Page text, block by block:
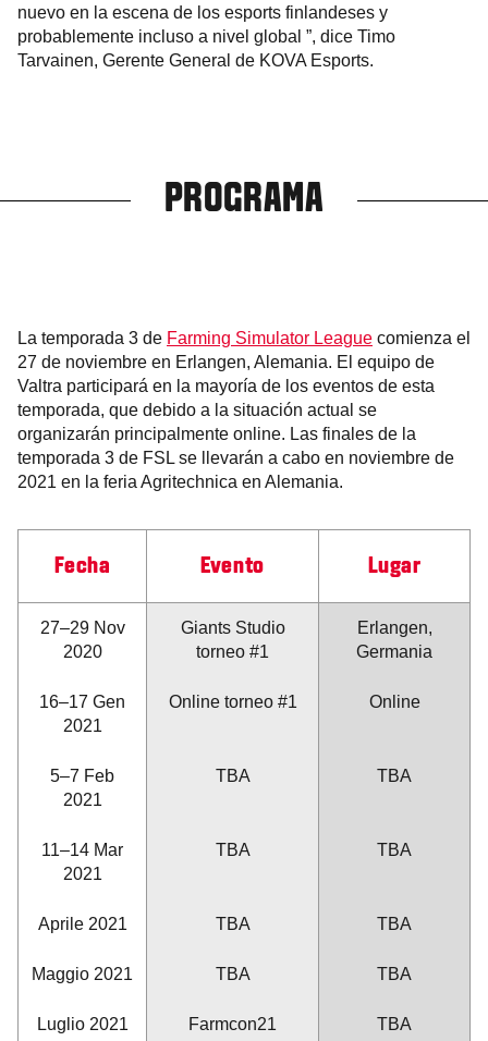
nuevo en la escena de los esports finlandeses y
probablemente incluso a nivel global ”, dice Timo
Tarvainen, Gerente General de KOVA Esports.
PROGRAMA
La temporada 3 de Farming Simulator League comienza el
27 de noviembre en Erlangen, Alemania. El equipo de
Valtra participará en la mayoría de los eventos de esta
temporada, que debido a la situación actual se
organizarán principalmente online. Las finales de la
temporada 3 de FSL se llevarán a cabo en noviembre de
2021 en la feria Agritechnica en Alemania.
Fecha Evento Lugar
27–29 Nov
2020
Giants Studio
torneo #1
Erlangen,
Germania
16–17 Gen
2021
Online torneo #1 Online
5–7 Feb
2021
TBA TBA
11–14 Mar
2021
TBA TBA
Aprile 2021 TBA TBA
Maggio 2021 TBA TBA
Luglio 2021 Farmcon21 TBA